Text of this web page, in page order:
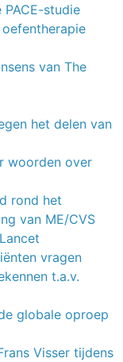
studie
van The
het delen van
woorden over
rond het
van ME/CVS
vragen
t.a.v.
globale oproep
Visser tijdens